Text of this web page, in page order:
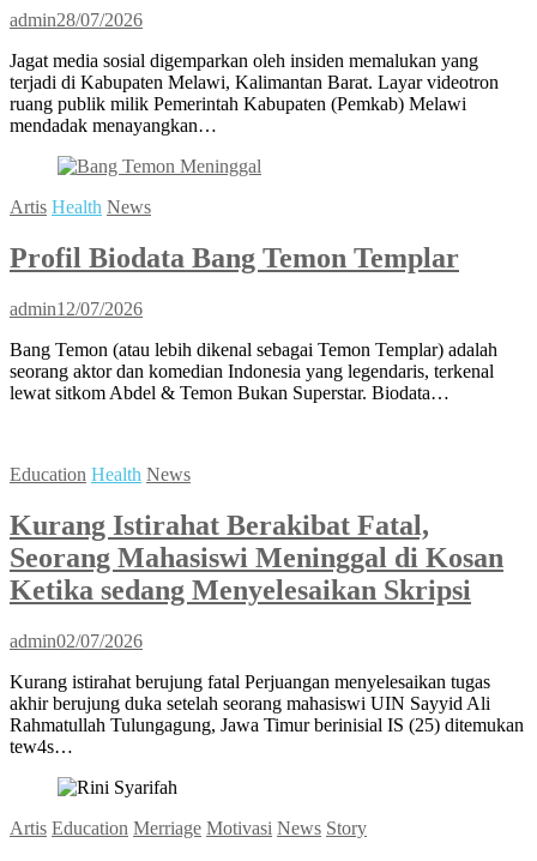
admin28/07/2026
Jagat media sosial digemparkan oleh insiden memalukan yang
terjadi di Kabupaten Melawi, Kalimantan Barat. Layar videotron
ruang publik milik Pemerintah Kabupaten (Pemkab) Melawi
mendadak menayangkan…
Artis Health News
Profil Biodata Bang Temon Templar
admin12/07/2026
Bang Temon (atau lebih dikenal sebagai Temon Templar) adalah
seorang aktor dan komedian Indonesia yang legendaris, terkenal
lewat sitkom Abdel & Temon Bukan Superstar. Biodata…
Education Health News
Kurang Istirahat Berakibat Fatal,
Seorang Mahasiswi Meninggal di Kosan
Ketika sedang Menyelesaikan Skripsi
admin02/07/2026
Kurang istirahat berujung fatal Perjuangan menyelesaikan tugas
akhir berujung duka setelah seorang mahasiswi UIN Sayyid Ali
Rahmatullah Tulungagung, Jawa Timur berinisial IS (25) ditemukan
tew4s…
Artis Education Merriage Motivasi News Story